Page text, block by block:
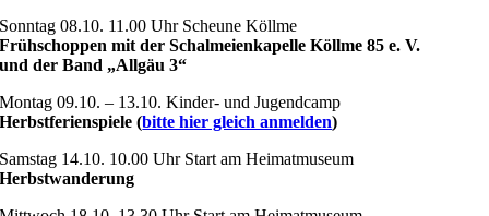
Sonntag 08.10. 11.00 Uhr Scheune Köllme
Frühschoppen mit der Schalmeienkapelle Köllme 85 e. V.
und der Band „Allgäu 3“
Montag 09.10. – 13.10. Kinder- und Jugendcamp
Herbstferienspiele (bitte hier gleich anmelden)
Samstag 14.10. 10.00 Uhr Start am Heimatmuseum
Herbstwanderung